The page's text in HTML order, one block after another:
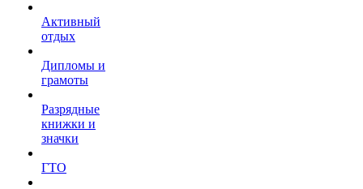
Активный
отдых
Дипломы и
грамоты
Разрядные
книжки и
значки
ГТО